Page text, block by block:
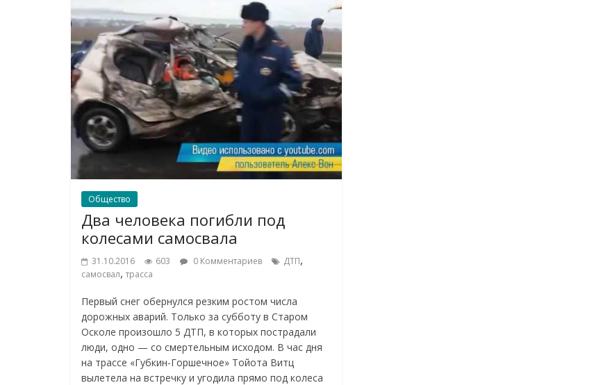
Общество
Два человека погибли под
колесами самосвала
31.10.2016 603 0 Комментариев ДТП,
самосвал, трасса
Первый снег обернулся резким ростом числа
дорожных аварий. Только за субботу в Старом
Осколе произошло 5 ДТП, в которых пострадали
люди, одно — со смертельным исходом. В час дня
на трассе «Губкин-Горшечное» Тойота Витц
вылетела на встречку и угодила прямо под колеса